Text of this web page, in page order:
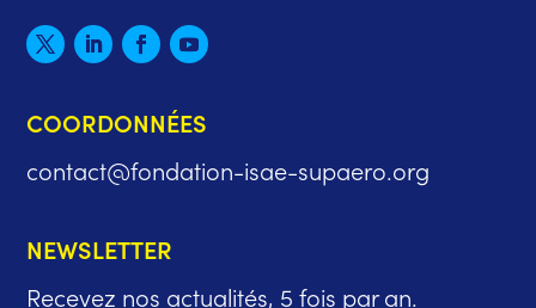
COORDONNÉES
contact@fondation-isae-supaero.org
NEWSLETTER
Recevez nos actualités, 5 fois par an.